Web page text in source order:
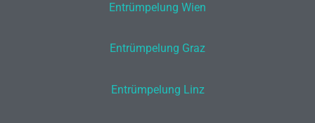
Entrümpelung Wien
Entrümpelung Graz
Entrümpelung Linz